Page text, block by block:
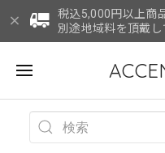
税込5,000円以上商
別途地域料を頂戴